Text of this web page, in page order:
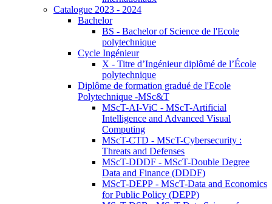
Catalogue 2023 - 2024
Bachelor
BS - Bachelor of Science de l'Ecole
polytechnique
Cycle Ingénieur
X - Titre d’Ingénieur diplômé de l’École
polytechnique
Diplôme de formation gradué de l'Ecole
Polytechnique -MSc&T
MScT-AI-ViC - MScT-Artificial
Intelligence and Advanced Visual
Computing
MScT-CTD - MScT-Cybersecurity :
Threats and Defenses
MScT-DDDF - MScT-Double Degree
Data and Finance (DDDF)
MScT-DEPP - MScT-Data and Economics
for Public Policy (DEPP)